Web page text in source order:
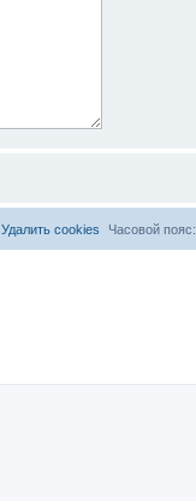
Часовой пояс:
Удалить cookies